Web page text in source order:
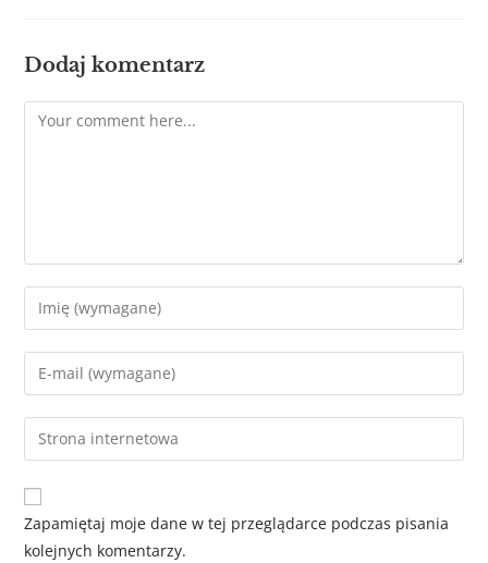
Dodaj komentarz
Zapamiętaj moje dane w tej przeglądarce podczas pisania
kolejnych komentarzy.